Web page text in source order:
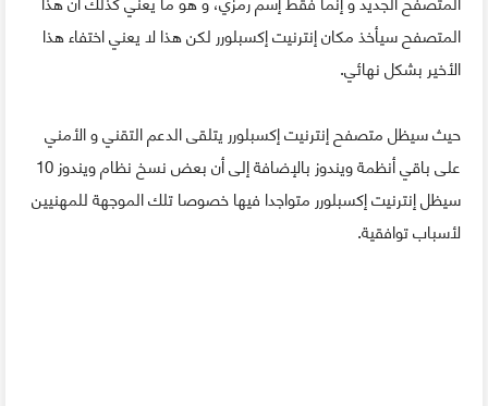
المتصفح سيأخذ مكان إنترنيت إكسبلورر لكن هذا لا يعني اختفاء هذا
الأخير بشكل نهائي.
حيث سيظل متصفح إنترنيت إكسبلورر يتلقى الدعم التقني و الأمني
على باقي أنظمة ويندوز بالإضافة إلى أن بعض نسخ نظام ويندوز 10
سيظل إنترنيت إكسبلورر متواجدا فيها خصوصا تلك الموجهة للمهنيين
لأسباب توافقية.